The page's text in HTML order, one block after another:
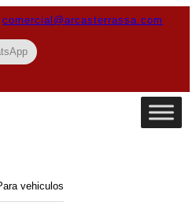
comercial@arcasterrassa.com
vehiculos